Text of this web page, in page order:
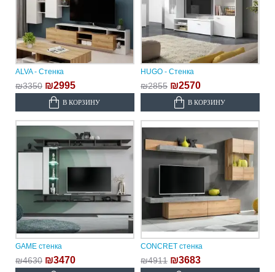
ALVA - Стенка
₪3350 ₪2995
В КОРЗИНУ
HUGO - Стенка
₪2855 ₪2570
В КОРЗИНУ
GAME стенка
₪4630 ₪3470
CONCRET стенка
₪4911 ₪3683